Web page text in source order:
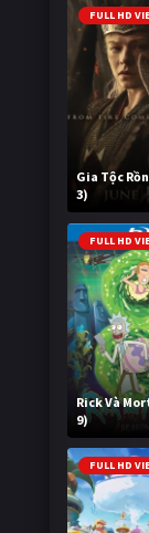
FULL HD
Gia Tộc
3)
FULL HD
Rick Và
9)
FULL HD